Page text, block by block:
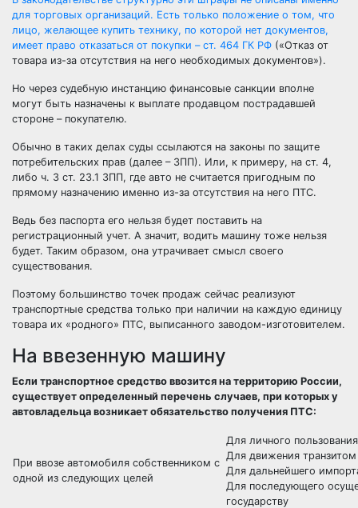
для торговых организаций. Есть только положение о том, что
лицо, желающее купить технику, по которой нет документов,
имеет право отказаться от покупки – ст. 464 ГК РФ («Отказ от
товара из-за отсутствия на него необходимых документов»).
Но через судебную инстанцию финансовые санкции вполне
могут быть назначены к выплате продавцом пострадавшей
стороне – покупателю.
Обычно в таких делах суды ссылаются на законы по защите
потребительских прав (далее – ЗПП). Или, к примеру, на ст. 4,
либо ч. 3 ст. 23.1 ЗПП, где авто не считается пригодным по
прямому назначению именно из-за отсутствия на него ПТС.
Ведь без паспорта его нельзя будет поставить на
регистрационный учет. А значит, водить машину тоже нельзя
будет. Таким образом, она утрачивает смысл своего
существования.
Поэтому большинство точек продаж сейчас реализуют
транспортные средства только при наличии на каждую единицу
товара их «родного» ПТС, выписанного заводом-изготовителем.
На ввезенную машину
Если транспортное средство ввозится на территорию России,
существует определенный перечень случаев, при которых у
автовладельца возникает обязательство получения ПТС:
При ввозе автомобиля собственником с
одной из следующих целей
Для личного пользования
Для движения транзитом
Для дальнейшего
Для последующего
государству